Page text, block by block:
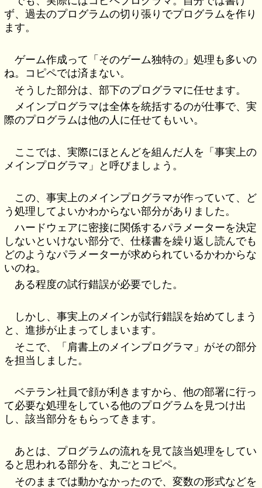
ず、過去のプログラムの切り張りでプログラムを作り
ます。
ゲーム作成って「そのゲーム独特の」処理も多いの
ね。コピペでは済まない。
そうした部分は、部下のプログラマに任せます。
メインプログラマは全体を統括するのが仕事で、実
際のプログラムは他の人に任せてもいい。
ここでは、実際にほとんどを組んだ人を「事実上の
メインプログラマ」と呼びましょう。
この、事実上のメインプログラマが作っていて、ど
う処理してよいかわからない部分がありました。
ハードウェアに密接に関係するパラメーターを決定
しないといけない部分で、仕様書を繰り返し読んでも
どのようなパラメーターが求められているかわからな
いのね。
ある程度の試行錯誤が必要でした。
しかし、事実上のメインが試行錯誤を始めてしまう
と、進捗が止まってしまいます。
そこで、「肩書上のメインプログラマ」がその部分
を担当しました。
ベテラン社員で顔が利きますから、他の部署に行っ
て必要な処理をしている他のプログラムを見つけ出
し、該当部分をもらってきます。
あとは、プログラムの流れを見て該当処理をしてい
ると思われる部分を、丸ごとコピペ。
そのままでは動かなかったので、変数の形式などを